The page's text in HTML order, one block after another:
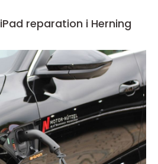
reparation i Herning